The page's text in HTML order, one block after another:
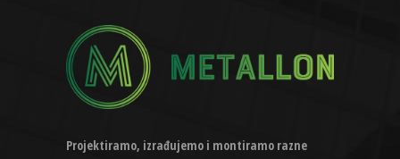
Projektiramo, izrađujemo i montiramo razne